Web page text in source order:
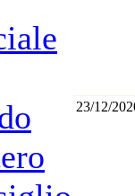
23/12/